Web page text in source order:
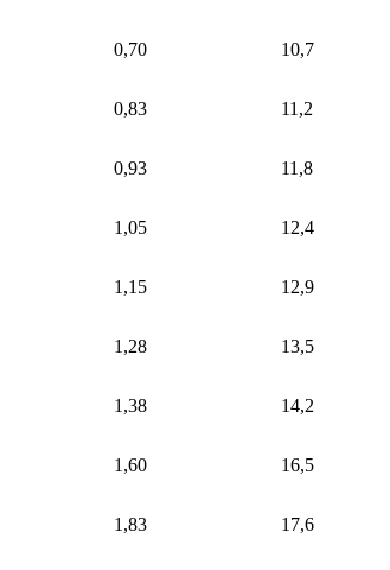
0,70 10,7
0,83 11,2
0,93 11,8
1,05 12,4
1,15 12,9
1,28 13,5
1,38 14,2
1,60 16,5
1,83 17,6